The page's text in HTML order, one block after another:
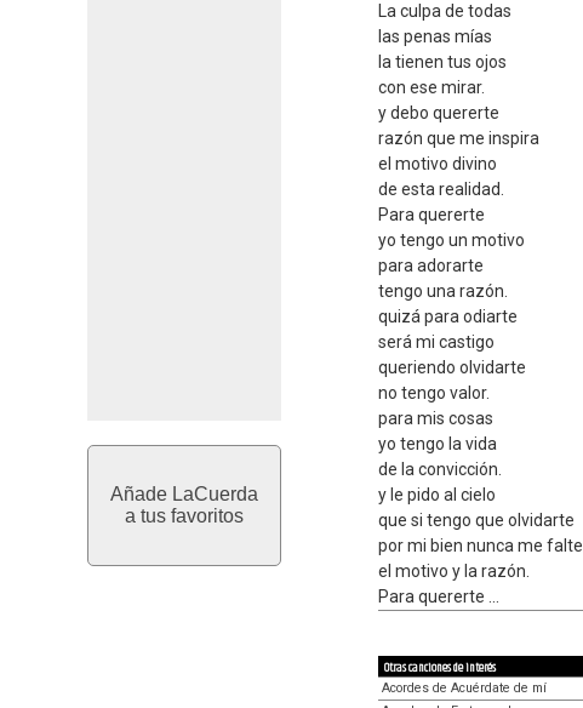
Añade LaCuerda
a tus favoritos
La culpa de todas
las penas mías
la tienen tus ojos
con ese mirar.
y debo quererte
razón que me inspira
el motivo divino
de esta realidad.
Para quererte
yo tengo un motivo
para adorarte
tengo una razón.
quizá para odiarte
será mi castigo
queriendo olvidarte
no tengo valor.
para mis cosas
yo tengo la vida
de la convicción.
y le pido al cielo
que si tengo que olvidarte
por mi bien nunca me falte
el motivo y la razón.
Para quererte ...
Otras canciones de interés
Acordes de Acuérdate de mí